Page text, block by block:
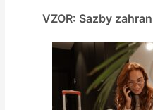
VZOR: Sazby